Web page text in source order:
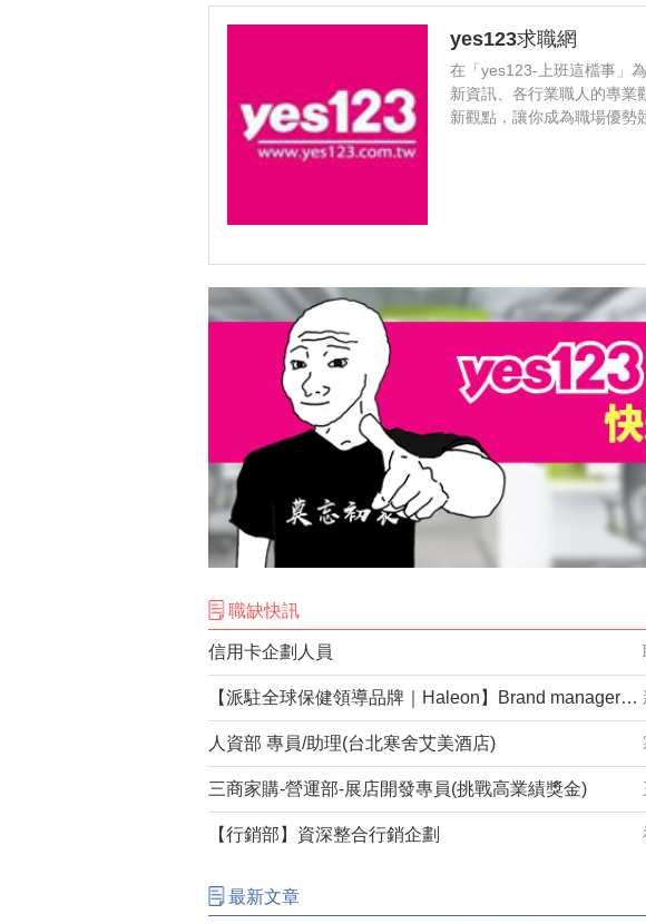
yes123求職網
在「yes123-上班這檔事」
新資訊、各行業職人的專業
新觀點，讓你成為職場優勢
職缺快訊
信用卡企劃人員
【派駐全球保健領導品牌｜Haleon】Brand manager品牌經理_Caltrate挺立
人資部 專員/助理(台北寒舍艾美酒店)
三商家購-營運部-展店開發專員(挑戰高業績獎金)
【行銷部】資深整合行銷企劃
最新文章